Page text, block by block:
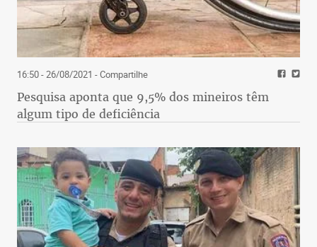
16:50 - 26/08/2021 - Compartilhe
Pesquisa aponta que 9,5% dos mineiros têm
algum tipo de deficiência